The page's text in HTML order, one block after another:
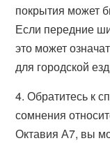
покрытия может
Если передние
это может
для городской
4. Обратитесь к
сомнения
Октавия А7, вы